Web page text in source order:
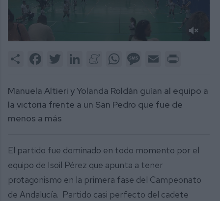
2
Share FacebookTwitter LinkedInMeneameWhatsAppMessage
Email
Manuela Altieri y Yolanda Roldán guían al equipo a
la victoria frente a un San Pedro que fue de
menos a más
El partido fue dominado en todo momento por el
equipo de Isoil Pérez que apunta a tener
protagonismo en la primera fase del Campeonato
de Andalucía. Partido casi perfecto del cadete